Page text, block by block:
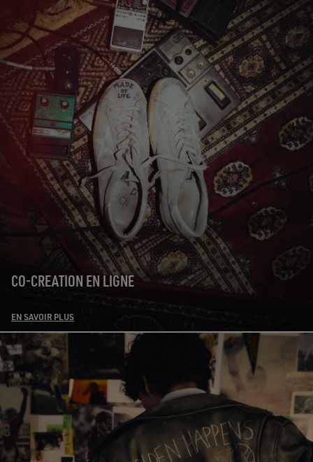
CO-CREATION EN LIGNE
EN SAVOIR PLUS